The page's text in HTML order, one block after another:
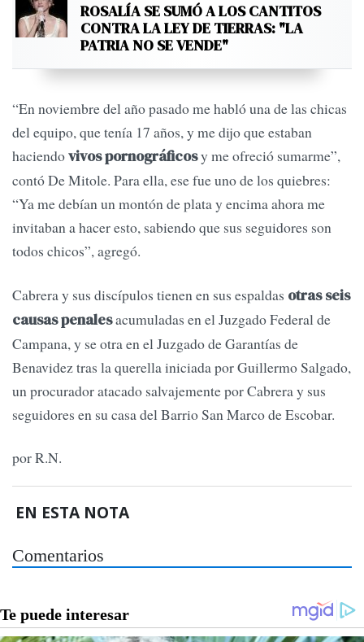
ROSALÍA SE SUMÓ A LOS CANTITOS
CONTRA LA LEY DE TIERRAS: "LA
PATRIA NO SE VENDE"
“En noviembre del año pasado me habló una de las chicas
del equipo, que tenía 17 años, y me dijo que estaban
haciendovivos pornográficosy me ofreció sumarme”,
contó De Mitole. Para ella, ese fue uno de los quiebres:
“Ya me debían un montón de plata y encima ahora me
invitaban a hacer esto, sabiendo que sus seguidores son
todos chicos”, agregó.
Cabrera y sus discípulos tienen en sus espaldas otras seis
causas penalesacumuladas en el Juzgado Federal de
Campana, y se otra en el Juzgado de Garantías de
Benavidez tras la querella iniciada por Guillermo Salgado,
un procurador atacado salvajemente por Cabrera y sus
seguidores en su casa del Barrio San Marco de Escobar.
por R.N.
EN ESTA NOTA
Comentarios